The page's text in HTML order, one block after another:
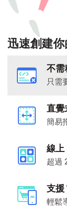
迅速創建
不需
只需
直覺
簡易
線上
超過
支援
輕鬆